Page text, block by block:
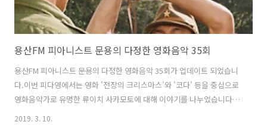
용산FM 피아니스트 문용의 다정한 영화음악 35회
용산FM 피아니스트 문용의 다정한 영화음악 35회가 업데이트 되었습니
다.이번 피다영에서는 영화 '전장의 크리스마스'와 '코다' 등을 중심으로
영화음악가로 유명한 류이치 사카모토에 대해 이야기를 나누었습니다.
그럼 용산FM 피아니스트 문용의 다정한 영화음악 35회를 들어보시기 바
2019. 3. 10.